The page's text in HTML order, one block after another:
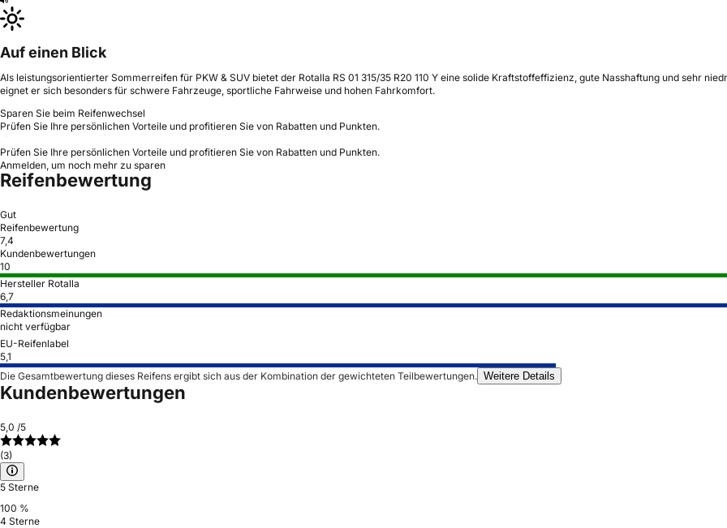
Auf einen Blick
Als leistungsorientierter Sommerreifen für PKW & SUV bietet der Rotalla RS 01 315/35 R20 110 Y eine solide Kraftstoffeffizienz, gute Nasshaftung und sehr
eignet er sich besonders für schwere Fahrzeuge, sportliche Fahrweise und hohen Fahrkomfort.
Sparen Sie beim Reifenwechsel
Prüfen Sie Ihre persönlichen Vorteile und profitieren Sie von Rabatten und Punkten.
Prüfen Sie Ihre persönlichen Vorteile und profitieren Sie von Rabatten und Punkten.
Anmelden, um noch mehr zu sparen
Reifenbewertung
Gut
Reifenbewertung
7,4
Kundenbewertungen
10
Hersteller Rotalla
6,7
Redaktionsmeinungen
nicht verfügbar
EU-Reifenlabel
5,1
Die Gesamtbewertung dieses Reifens ergibt sich aus der Kombination der gewichteten Teilbewertungen. Weitere Details
Kundenbewertungen
5,0 /5
(3)
5 Sterne
100 %
4 Sterne